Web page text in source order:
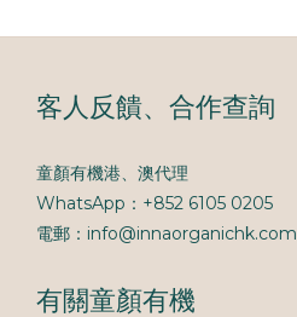
客人反饋、合作查詢
童顏有機港、澳代理
WhatsApp：+852 6105 0205
電郵：info@innaorganichk.com
有關童顏有機